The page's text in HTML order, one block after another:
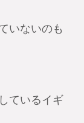
いないのも
ているイギ